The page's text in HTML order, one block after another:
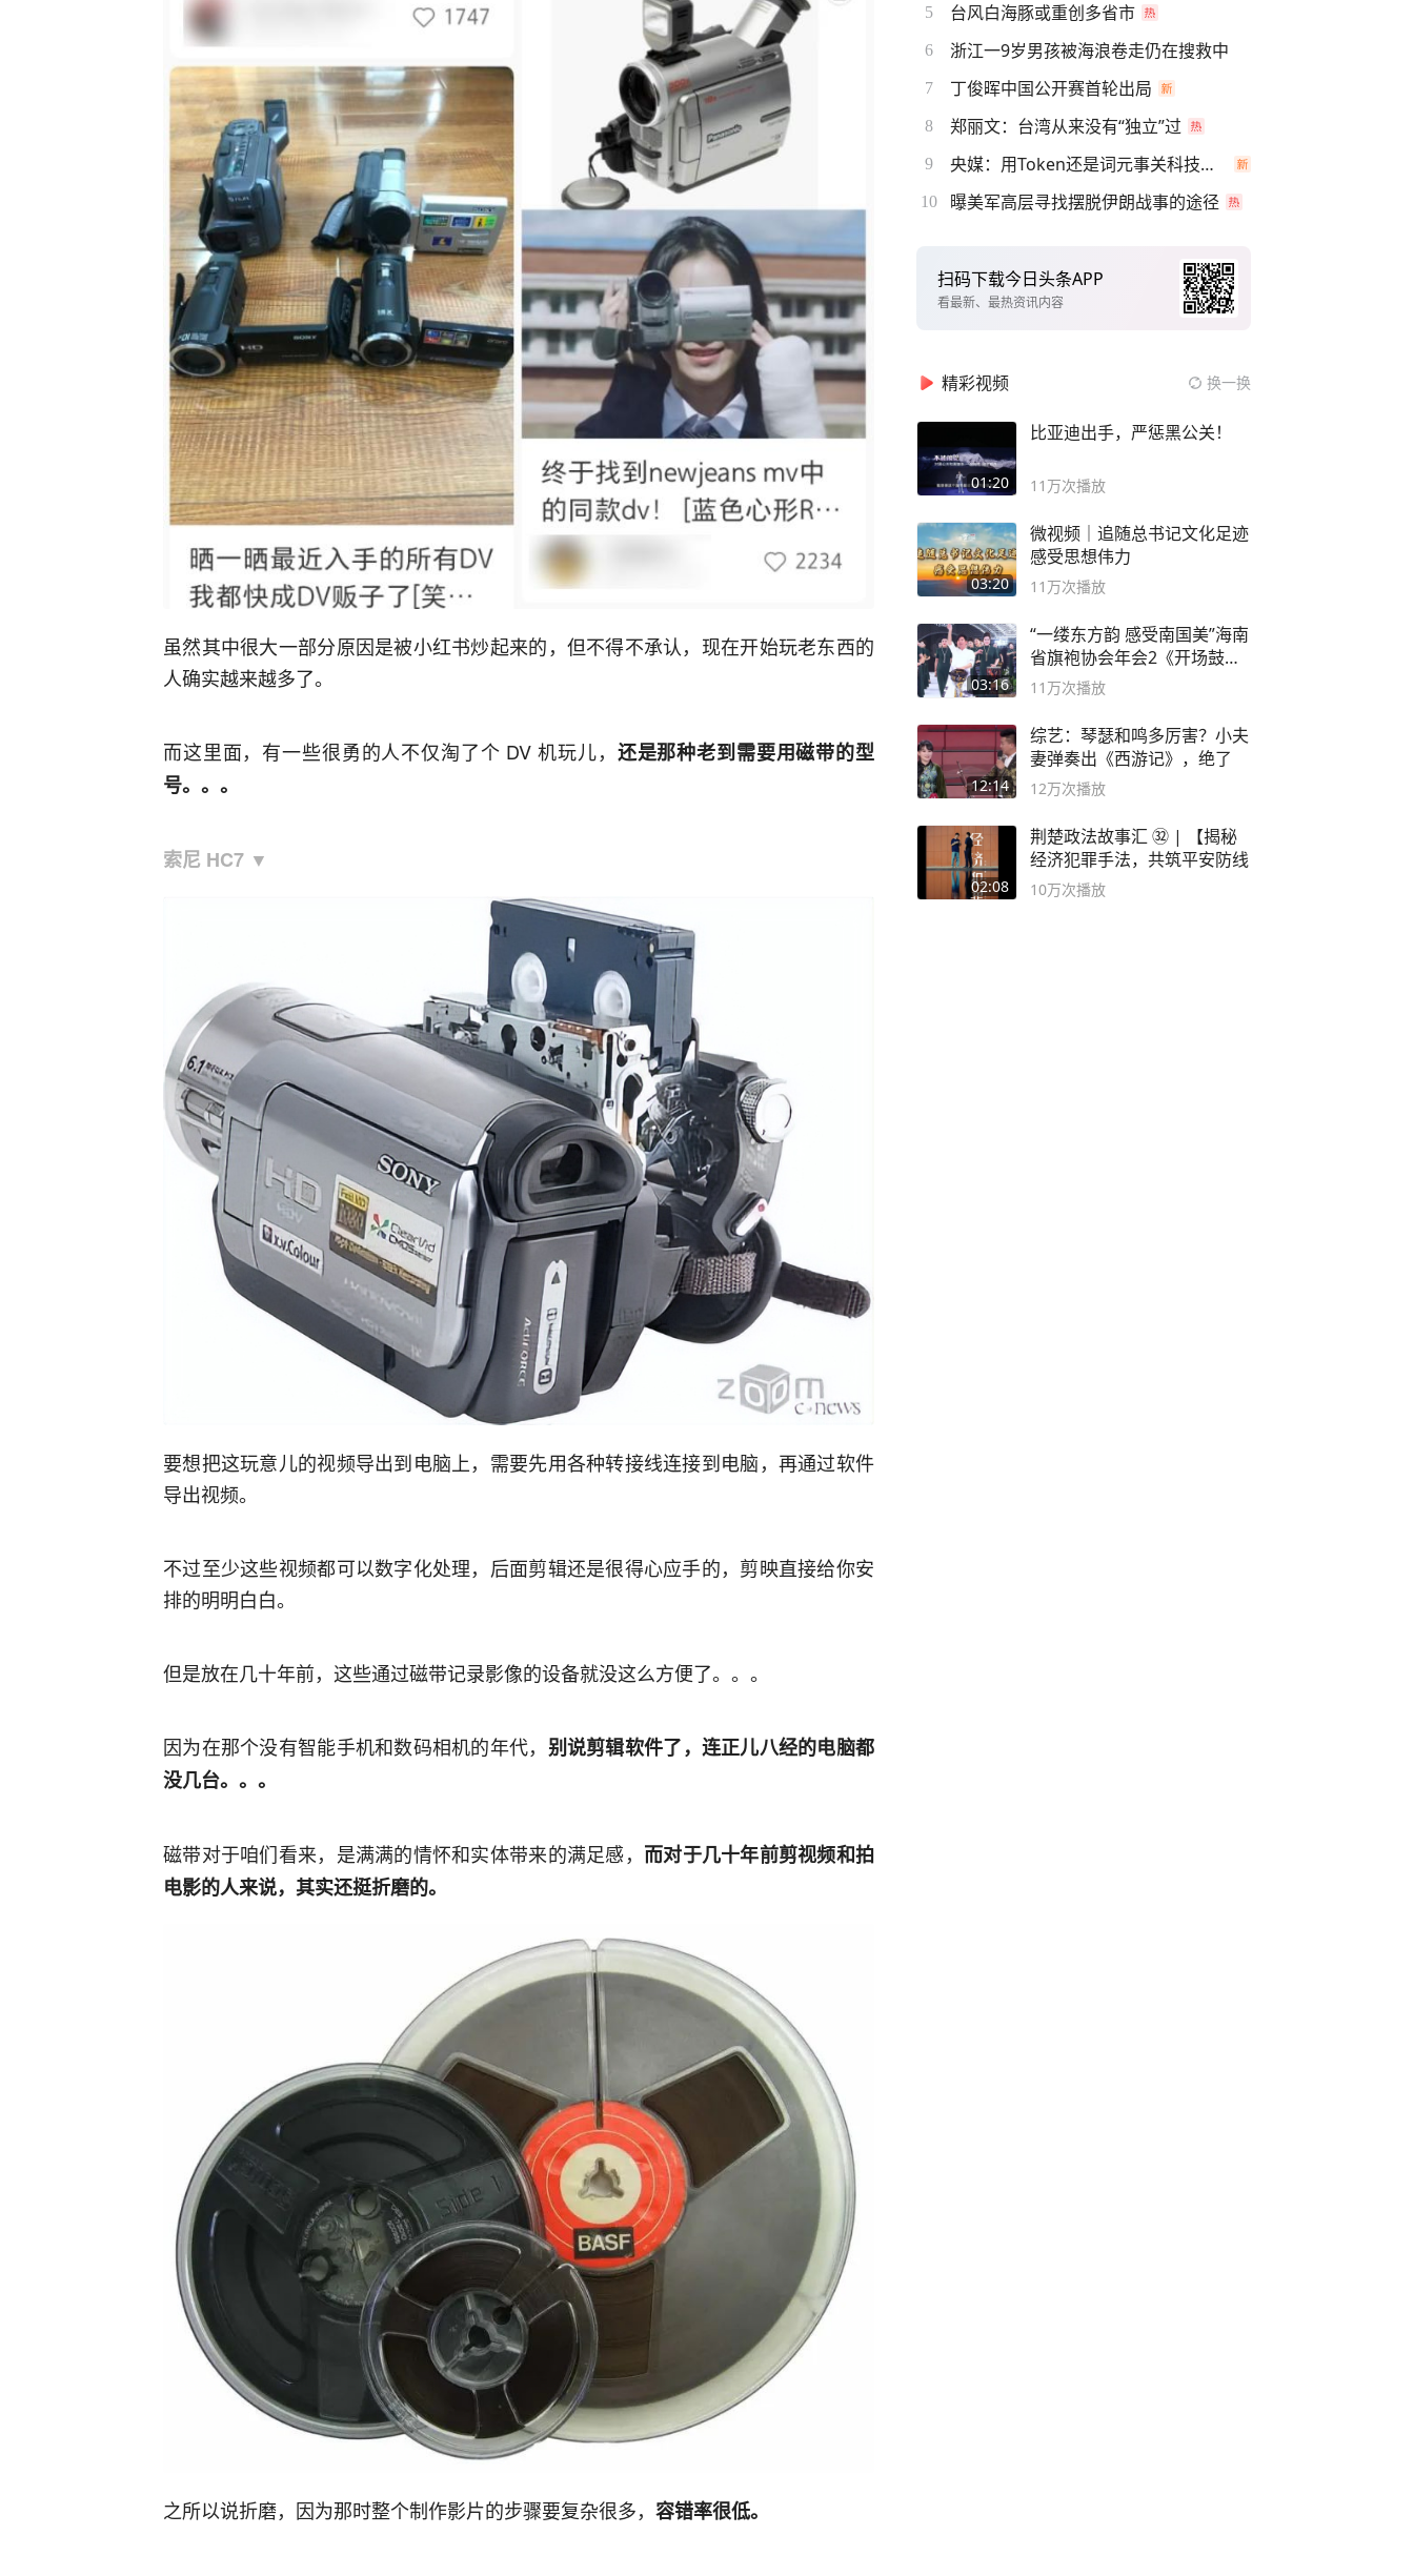
虽然其中很大一部分原因是被小红书炒起来的，但不得不承认，现在开始玩老东西的
人确实越来越多了。
而这里面，有一些很勇的人不仅淘了个 DV 机玩儿， 还是那种老到需要用磁带的型
号。。。
索尼 HC7 ▼
要想把这玩意儿的视频导出到电脑上，需要先用各种转接线连接到电脑，再通过软件
导出视频。
不过至少这些视频都可以数字化处理，后面剪辑还是很得心应手的，剪映直接给你安
排的明明白白。
但是放在几十年前，这些通过磁带记录影像的设备就没这么方便了。。。
因为在那个没有智能手机和数码相机的年代， 别说剪辑软件了，连正儿八经的电脑都
没几台。。。
磁带对于咱们看来，是满满的情怀和实体带来的满足感， 而对于几十年前剪视频和拍
电影的人来说，其实还挺折磨的。
之所以说折磨，因为那时整个制作影片的步骤要复杂很多， 容错率很低。
5 台风白海豚或重创多省市
6 浙江一9岁男孩被海浪卷走仍在搜救中
7 丁俊晖中国公开赛首轮出局
8 郑丽文：台湾从来没有“独立”过
9 央媒：用Token还是词元事关科技话语权
10 曝美军高层寻找摆脱伊朗战事的途径
扫码下载今日头条APP
看最新、最热资讯内容
精彩视频 换一换
01:20
比亚迪出手，严惩黑公关！
11万次播放
03:20
微视频｜追随总书记文化足迹
感受思想伟力
11万次播放
03:16
“一缕东方韵 感受南国美”海南
省旗袍协会年会2《开场鼓》
二团
11万次播放
12:14
综艺：琴瑟和鸣多厉害？小夫
妻弹奏出《西游记》，绝了
12万次播放
02:08
荆楚政法故事汇 ㉜ | 【揭秘
经济犯罪手法，共筑平安防线
10万次播放